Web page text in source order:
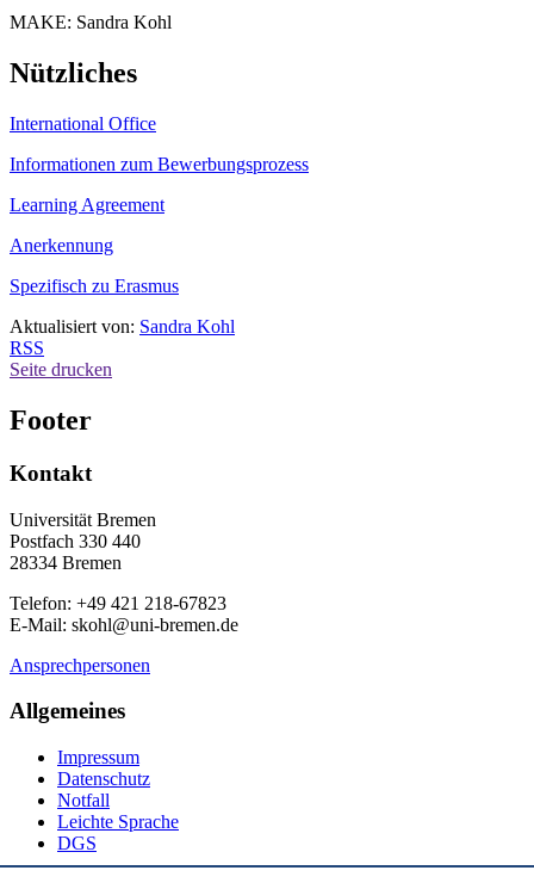
MAKE: Sandra Kohl
Nützliches
International Office
Informationen zum Bewerbungsprozess
Learning Agreement
Anerkennung
Spezifisch zu Erasmus
Aktualisiert von: Sandra Kohl
RSS
Seite drucken
Footer
Kontakt
Universität Bremen
Postfach 330 440
28334 Bremen
Telefon: +49 421 218-67823
E-Mail: skohl@uni-bremen.de
Ansprechpersonen
Allgemeines
Impressum
Datenschutz
Notfall
Leichte Sprache
DGS